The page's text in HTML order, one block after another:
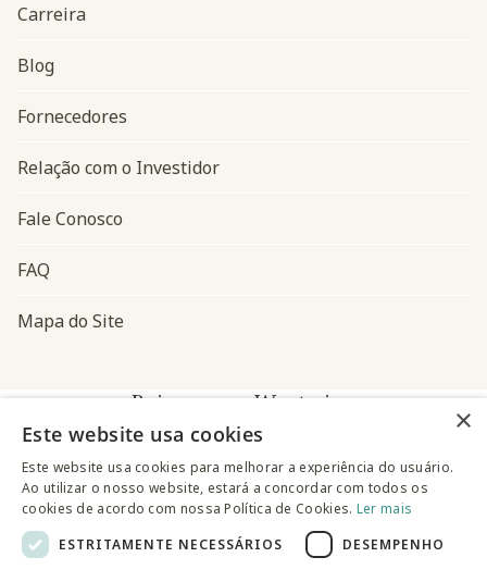
Navegação do rodapé
Carreira
Blog
Fornecedores
Relação com o Investidor
Fale Conosco
FAQ
Mapa do Site
Baixe o app Westwing
×
Este website usa cookies
Este website usa cookies para melhorar a experiência do usuário.
Ao utilizar o nosso website, estará a concordar com todos os
cookies de acordo com nossa Política de Cookies. Ler mais
ESTRITAMENTE NECESSÁRIOS
DESEMPENHO